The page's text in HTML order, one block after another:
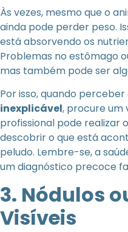
Às vezes, mesmo que o
ainda pode perder peso.
está absorvendo os
Problemas no estômago
mas também pode ser
Por isso, quando perceber
inexplicável, procure um
profissional pode realizar
descobrir o que está
peludo. Lembre-se, a
um diagnóstico precoce
3. Nódulos
Visíveis